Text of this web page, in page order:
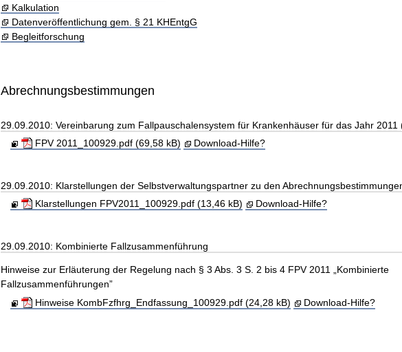
Kalkulation
Datenveröffentlichung gem. § 21 KHEntgG
Begleitforschung
Abrechnungsbestimmungen
29.09.2010: Vereinbarung zum Fallpauschalensystem für Krankenhäuser für das Jahr 2011
FPV 2011_100929.pdf (69,58 kB)
Download-Hilfe?
29.09.2010: Klarstellungen der Selbstverwaltungspartner zu den
Klarstellungen FPV2011_100929.pdf (13,46 kB)
Download-Hilfe?
29.09.2010: Kombinierte Fallzusammenführung
Hinweise zur Erläuterung der Regelung nach § 3 Abs. 3 S. 2 bis 4 FPV 2011 „Kombinierte
Fallzusammenführungen”
Hinweise KombFzfhrg_Endfassung_100929.pdf (24,28 kB)
Download-Hilfe?